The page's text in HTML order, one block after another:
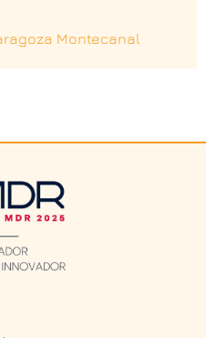
Montecanal